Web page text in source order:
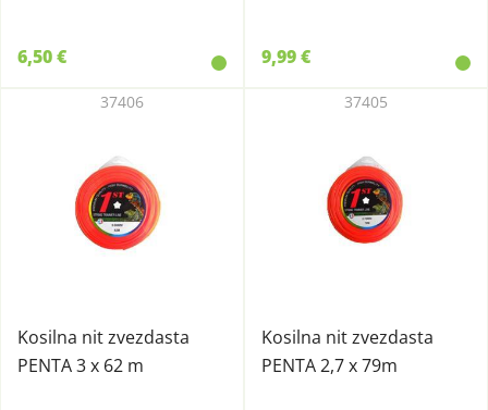
6,50 € 9,99 €
Kosilna nit zvezdasta
PENTA 3 x 62 m
37406
Kosilna nit zvezdasta
PENTA 2,7 x 79m
37405